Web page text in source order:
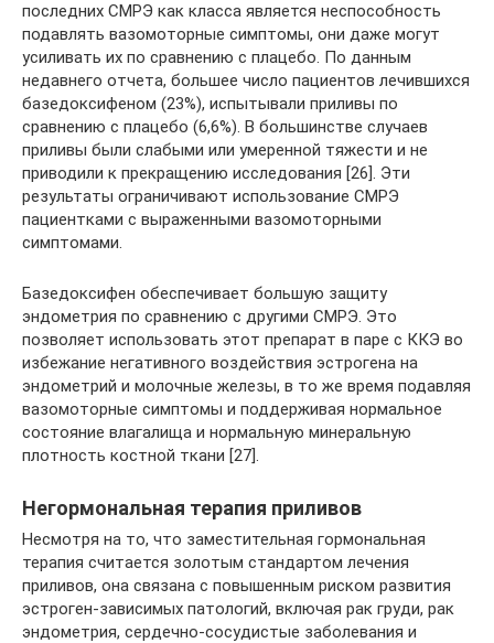
последних СМРЭ как класса является неспособность
подавлять вазомоторные симптомы, они даже могут
усиливать их по сравнению с плацебо. По данным
недавнего отчета, большее число пациентов лечившихся
базедоксифеном (23%), испытывали приливы по
сравнению с плацебо (6,6%). В большинстве случаев
приливы были слабыми или умеренной тяжести и не
приводили к прекращению исследования [26]. Эти
результаты ограничивают использование СМРЭ
пациентками с выраженными вазомоторными
симптомами.
Базедоксифен обеспечивает большую защиту
эндометрия по сравнению с другими СМРЭ. Это
позволяет использовать этот препарат в паре с ККЭ во
избежание негативного воздействия эстрогена на
эндометрий и молочные железы, в то же время подавляя
вазомоторные симптомы и поддерживая нормальное
состояние влагалища и нормальную минеральную
плотность костной ткани [27].
Негормональная терапия приливов
Несмотря на то, что заместительная гормональная
терапия считается золотым стандартом лечения
приливов, она связана с повышенным риском развития
эстроген-зависимых патологий, включая рак груди, рак
эндометрия, сердечно-сосудистые заболевания и